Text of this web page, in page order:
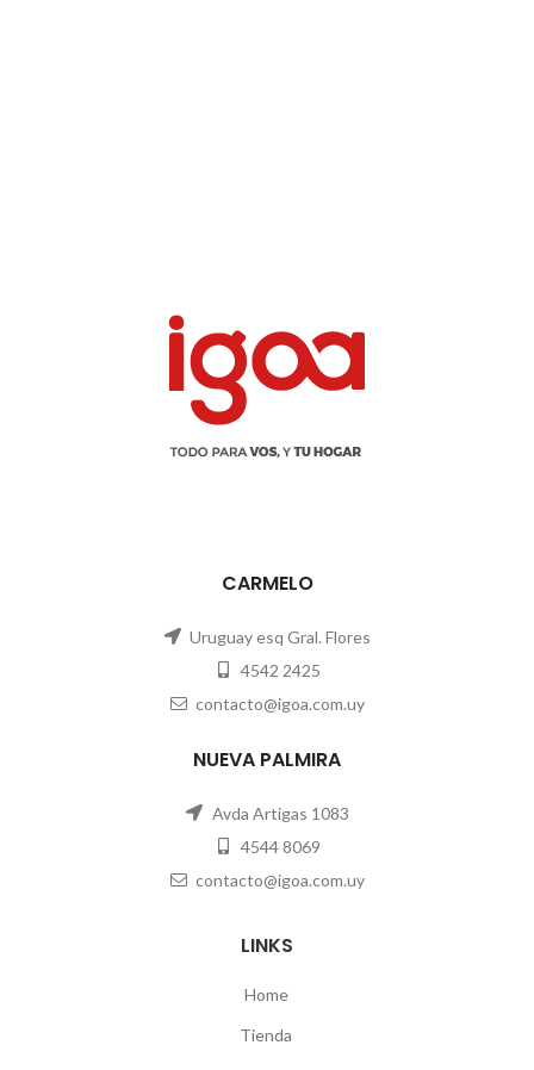
CARMELO
Uruguay esq Gral. Flores
4542 2425
contacto@igoa.com.uy
NUEVA PALMIRA
Avda Artigas 1083
4544 8069
contacto@igoa.com.uy
LINKS
Home
Tienda